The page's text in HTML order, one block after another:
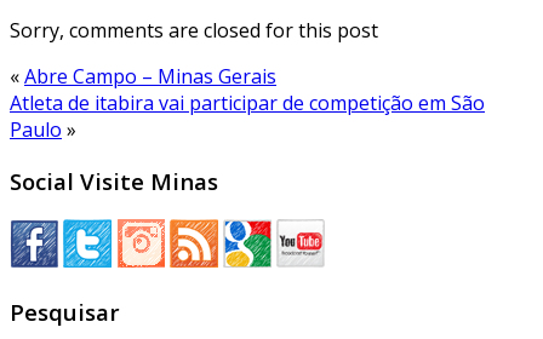
Sorry, comments are closed for this post
«Abre Campo – Minas Gerais
Atleta de itabira vai participar de competição em São
Paulo »
Social Visite Minas
Pesquisar